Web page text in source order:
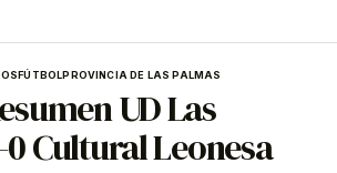
FÚTBOLPROVINCIA DE LAS PALMAS
UD Las
Cultural Leonesa